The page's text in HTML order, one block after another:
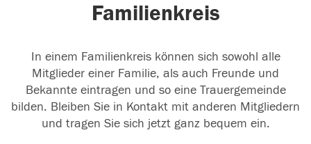
Familienkreis
In einem Familienkreis können sich sowohl alle
Mitglieder einer Familie, als auch Freunde und
Bekannte eintragen und so eine Trauergemeinde
bilden. Bleiben Sie in Kontakt mit anderen Mitgliedern
und tragen Sie sich jetzt ganz bequem ein.